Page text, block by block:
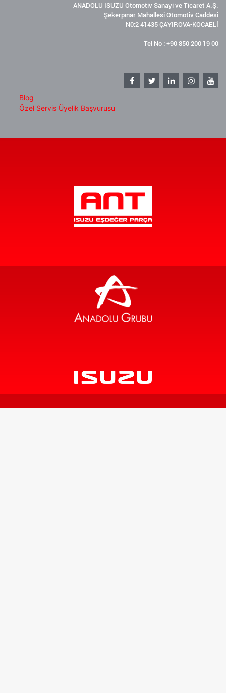
ANADOLU ISUZU Otomotiv Sanayi ve Ticaret A.Ş.
Şekerpınar Mahallesi Otomotiv Caddesi
N0:2 41435 ÇAYIROVA-KOCAELİ
Tel No : +90 850 200 19 00
Blog
Özel Servis Üyelik Başvurusu